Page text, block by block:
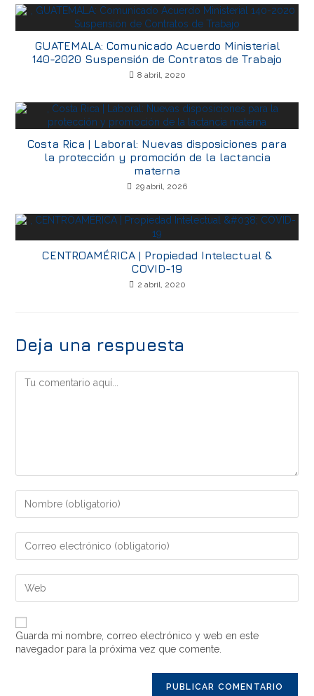
GUATEMALA: Comunicado Acuerdo Ministerial
140-2020 Suspensión de Contratos de Trabajo
8 abril, 2020
Costa Rica | Laboral: Nuevas disposiciones para
la protección y promoción de la lactancia
materna
29 abril, 2026
CENTROAMÉRICA | Propiedad Intelectual &
COVID-19
2 abril, 2020
Deja una respuesta
Guarda mi nombre, correo electrónico y web en este
navegador para la próxima vez que comente.